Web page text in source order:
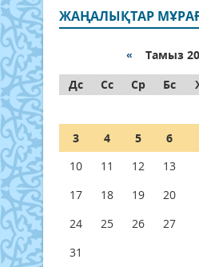
ЖАҢАЛЫҚТАР
« Тамыз
Дс
Сс Ср Бс
3
4 5 6
10
11 12 13
17
18 19 20
24
25 26 27
31